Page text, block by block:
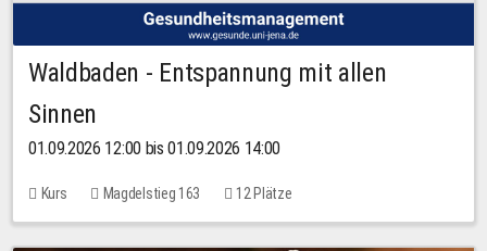
Waldbaden - Entspannung mit allen
Sinnen
01.09.2026 12:00 bis 01.09.2026 14:00
Kurs Magdelstieg 163 12 Plätze